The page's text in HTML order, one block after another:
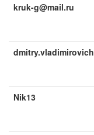
kruk-g@mail.ru
dmitry.vladimirovich
Nik13